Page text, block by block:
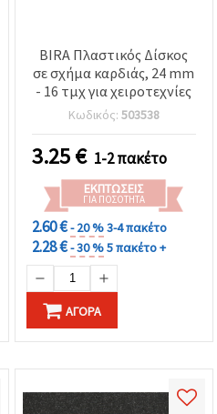
BIRA Πλαστικός Δίσκος
σε σχήμα καρδιάς, 24 mm
- 16 τμχ για χειροτεχνίες
Κωδικός: 503538
3.25€ 1-2 πακέτο
ΕΚΠΤΏΣΕΙΣ
ΓΙΑ ΠΟΣΌΤΗΤΑ
2.60 €- 20 %3-4 πακέτο
2.28 €- 30 %5 πακέτο +
ΑΓΟΡΆ